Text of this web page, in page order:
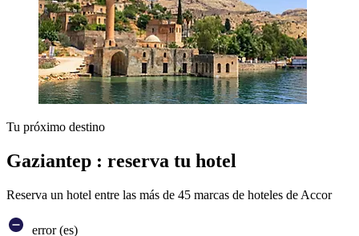
Tu próximo destino
Gaziantep : reserva tu hotel
Reserva un hotel entre las más de 45 marcas de hoteles de Accor
error (es)